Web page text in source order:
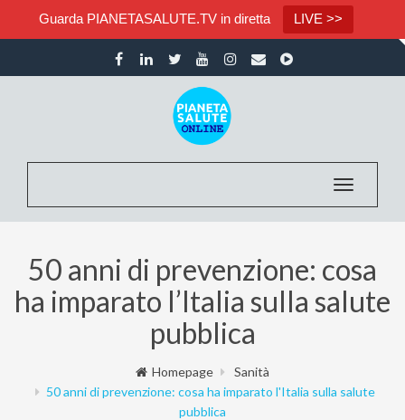
Guarda PIANETASALUTE.TV in diretta LIVE >>
Toggle
50 anni di prevenzione: cosa
ha imparato l’Italia sulla salute
pubblica
Homepage
Sanità
50 anni di prevenzione: cosa ha imparato l'Italia sulla salute
pubblica